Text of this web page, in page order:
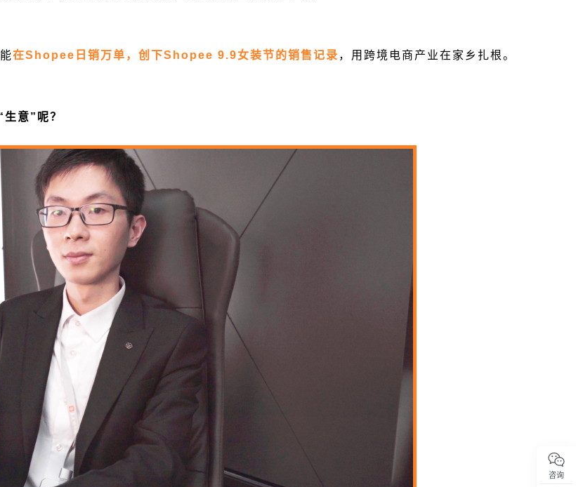
在Shopee日销万单，创下Shopee 9.9女装节的销售记录 ，用跨境电商产业在家乡扎根。
意”呢？
咨询